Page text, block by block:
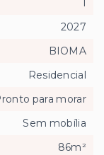
1
2027
BIOMA
Residencial
para morar
Sem mobília
86m²